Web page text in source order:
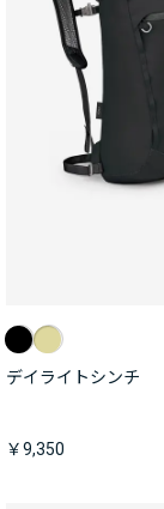
デイライトシンチ
￥9,350